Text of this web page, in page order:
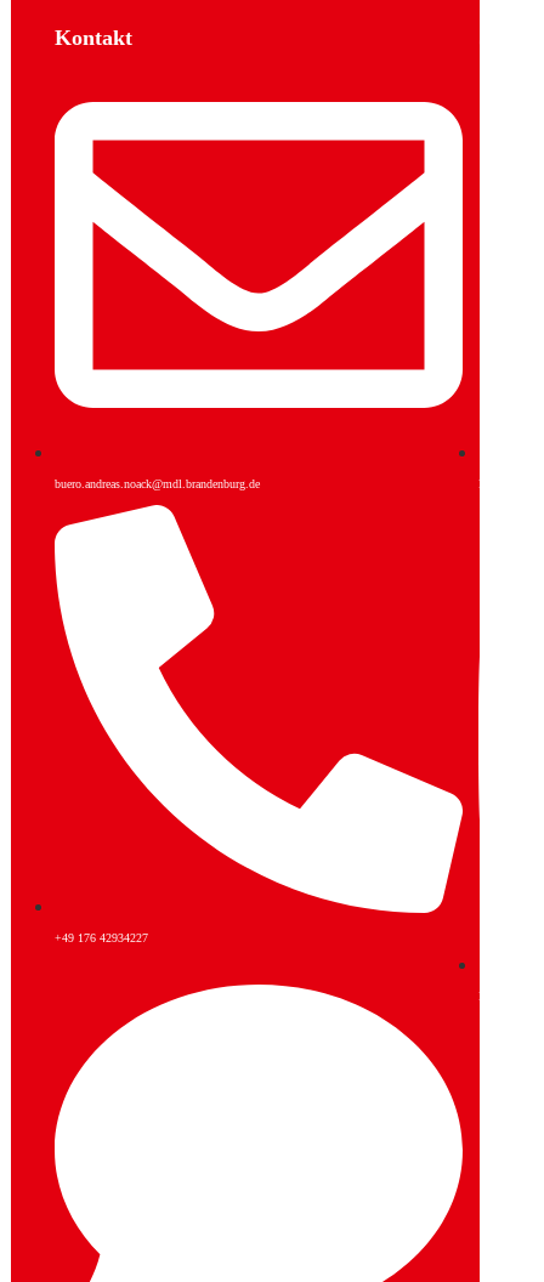
Kontakt
buero.andreas.noack@mdl.brandenburg.de
+49 176 42934227
Facebook
Instagram